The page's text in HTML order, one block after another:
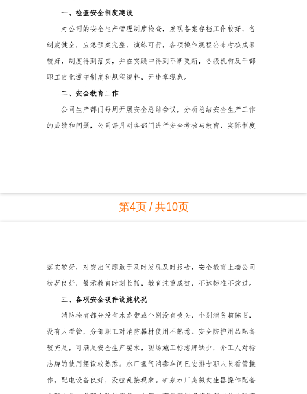
第4页 / 共10页